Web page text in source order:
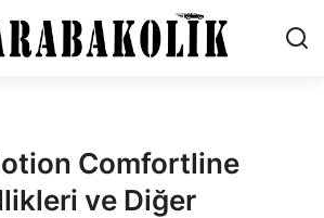
Comfortline
ve Diğer